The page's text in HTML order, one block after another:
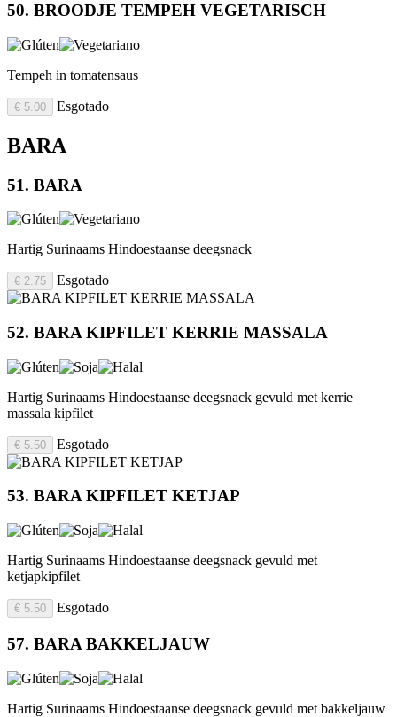
50. BROODJE TEMPEH VEGETARISCH
Tempeh in tomatensaus
€ 5.00 Esgotado
BARA
51. BARA
Hartig Surinaams Hindoestaanse deegsnack
€ 2.75 Esgotado
52. BARA KIPFILET KERRIE MASSALA
Hartig Surinaams Hindoestaanse deegsnack gevuld met kerrie
massala kipfilet
€ 5.50 Esgotado
53. BARA KIPFILET KETJAP
Hartig Surinaams Hindoestaanse deegsnack gevuld met
ketjapkipfilet
€ 5.50 Esgotado
57. BARA BAKKELJAUW
Hartig Surinaams Hindoestaanse deegsnack gevuld met bakkeljauw